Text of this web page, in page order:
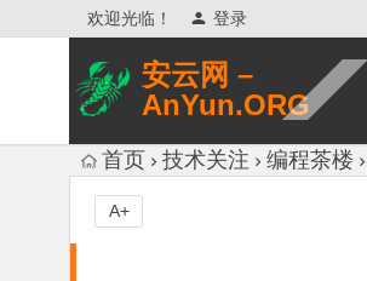
欢迎光临！ 登录
安云网 –
AnYun.ORG
网络安全研究、网络各种猎奇八卦。
首页 技术关注 编程茶楼
A+